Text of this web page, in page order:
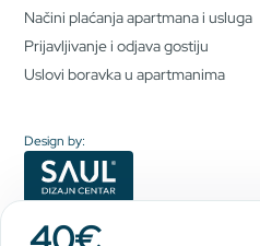
Načini plaćanja apartmana i usluga
Prijavljivanje i odjava gostiju
Uslovi boravka u apartmanima
Design by: